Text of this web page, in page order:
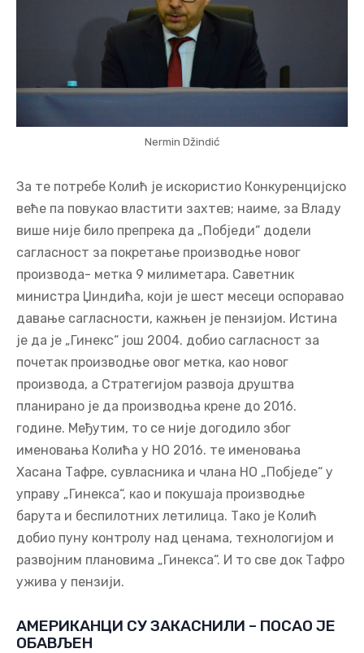
Nermin Džindić
За те потребе Колић је искористио Конкуренцијско
веће па повукао властити захтев; наиме, за Владу
више није било препрека да „Побједи“ додели
сагласност за покретање производње новог
производа- метка 9 милиметара. Саветник
министра Џиндића, који је шест месеци оспоравао
давање сагласности, кажњен је пензијом. Истина
је да je „Гинекс“ joш 2004. добио сагласност за
почетак производње овог метка, као новог
производа, а Стратегијом развоја друштва
планирано је да производња крене до 2016.
године. Међутим, то се није догодило због
именовања Колића у НО 2016. те именовања
Хасана Тафре, сувласника и члана НО „Побједе“ у
управу „Гинекса“, као и покушаја производње
барута и беспилотних летилица. Тако је Колић
добио пуну контролу над ценама, технологијом и
развојним плановима „Гинекса“. И то све док Тафро
ужива у пензији.
АМЕРИКАНЦИ СУ ЗАКАСНИЛИ – ПОСАО ЈЕ
ОБАВЉЕН